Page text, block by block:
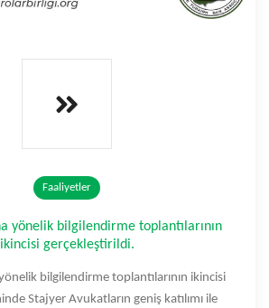
Faaliyetler
yönelik bilgilendirme toplantılarının
ikincisi gerçekleştirildi.
bilgilendirme toplantılarının ikincisi
Stajyer Avukatların geniş katılımı ile